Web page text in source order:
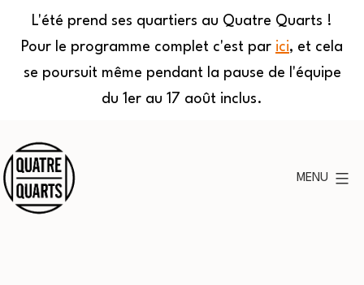
L'été prend ses quartiers au Quatre Quarts !
Pour le programme complet c'est par ici, et cela
se poursuit même pendant la pause de l'équipe
du 1er au 17 août inclus.
au
contenu
MENU